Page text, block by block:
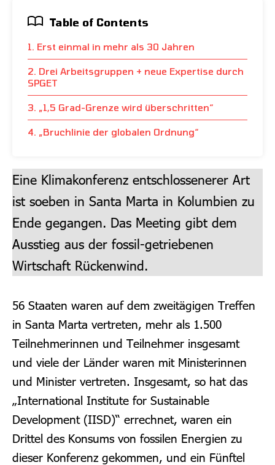
Table of Contents
1. Erst einmal in mehr als 30 Jahren
2. Drei Arbeitsgruppen + neue Expertise durch
SPGET
3. „1,5 Grad-Grenze wird überschritten“
4. „Bruchlinie der globalen Ordnung“
Eine Klimakonferenz entschlossenerer Art
ist soeben in Santa Marta in Kolumbien zu
Ende gegangen. Das Meeting gibt dem
Ausstieg aus der fossil-getriebenen
Wirtschaft Rückenwind.
56 Staaten waren auf dem zweitägigen Treffen
in Santa Marta vertreten, mehr als 1.500
Teilnehmerinnen und Teilnehmer insgesamt
und viele der Länder waren mit Ministerinnen
und Minister vertreten. Insgesamt, so hat das
„International Institute for Sustainable
Development (IISD)“ errechnet, waren ein
Drittel des Konsums von fossilen Energien zu
dieser Konferenz gekommen, und ein Fünftel